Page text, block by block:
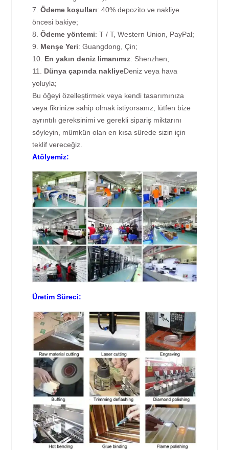
7.Ödeme koşulları: 40% depozito ve nakliye
öncesi bakiye;
8.Ödeme yöntemi: T / T, Western Union, PayPal;
9. Menşe Yeri: Guangdong, Çin;
10. En yakın deniz limanımız: Shenzhen;
11. Dünya çapında nakliyeDeniz veya hava
yoluyla;
Bu öğeyi özelleştirmek veya kendi tasarımınıza
veya fikrinize sahip olmak istiyorsanız, lütfen bize
ayrıntılı gereksinimi ve gerekli sipariş miktarını
söyleyin, mümkün olan en kısa sürede sizin için
teklif vereceğiz.
Atölyemiz:
Üretim Süreci: